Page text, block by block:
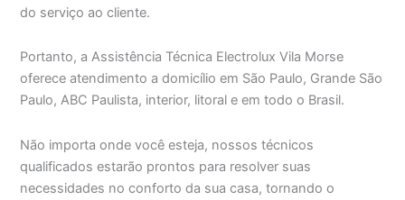
do serviço ao cliente.
Portanto, a Assistência Técnica Electrolux Vila Morse
oferece atendimento a domicílio em São Paulo, Grande São
Paulo, ABC Paulista, interior, litoral e em todo o Brasil.
Não importa onde você esteja, nossos técnicos
qualificados estarão prontos para resolver suas
necessidades no conforto da sua casa, tornando o